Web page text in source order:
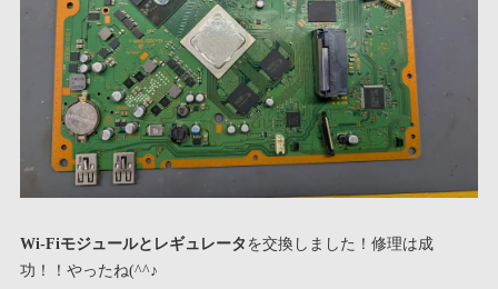
Wi-Fiモジュールとレギュレータ を交換しました！修理は成
功！！やったね(^^♪